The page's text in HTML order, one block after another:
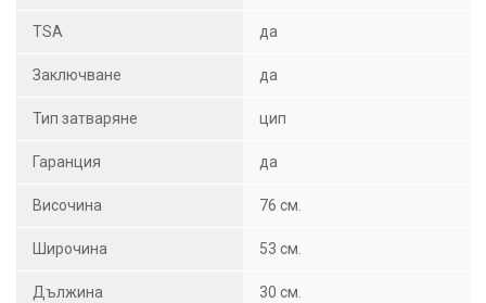
TSA да
Заключване да
Тип затваряне цип
Гаранция да
Височина 76 см.
Широчина 53 см.
Дължина 30 см.